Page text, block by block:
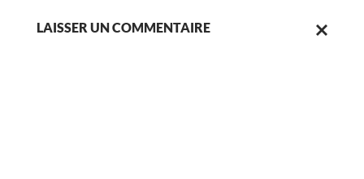
LAISSER UN COMMENTAIRE